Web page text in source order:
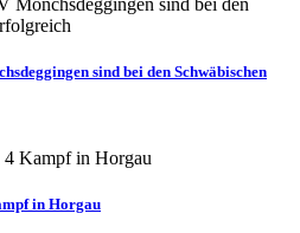
sind bei den Schwäbischen
in Horgau